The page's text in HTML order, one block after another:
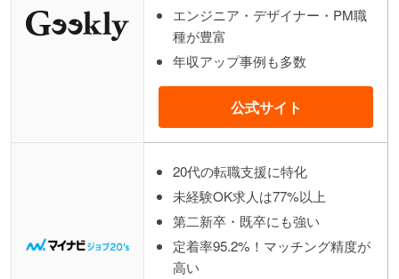
エンジニア・デザイナー・PM職
種が豊富
年収アップ事例も多数
公式サイト
20代の転職支援に特化
未経験OK求人は77%以上
第二新卒・既卒にも強い
定着率95.2%！マッチング精度が
高い